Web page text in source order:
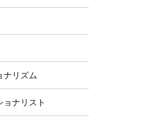
ナリズム
ョナリスト